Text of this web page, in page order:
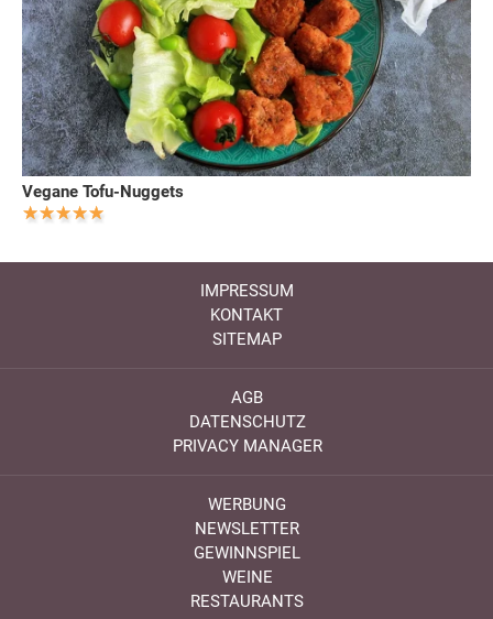
Vegane Tofu-Nuggets
IMPRESSUM
KONTAKT
SITEMAP
AGB
DATENSCHUTZ
PRIVACY MANAGER
WERBUNG
NEWSLETTER
GEWINNSPIEL
WEINE
RESTAURANTS